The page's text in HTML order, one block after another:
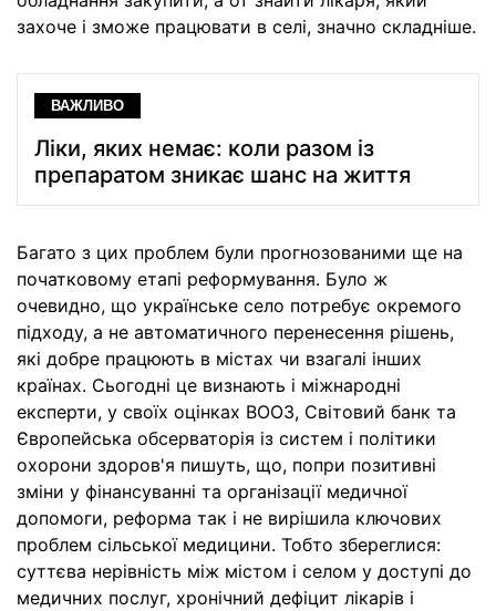
захоче і зможе працювати в селі, значно складніше.
ВАЖЛИВО
Ліки, яких немає: коли разом із
препаратом зникає шанс на життя
Багато з цих проблем були прогнозованими ще на
початковому етапі реформування. Було ж
очевидно, що українське село потребує окремого
підходу, а не автоматичного перенесення рішень,
які добре працюють в містах чи взагалі інших
країнах. Сьогодні це визнають і міжнародні
експерти, у своїх оцінках ВООЗ, Світовий банк та
Європейська обсерваторія із систем і політики
охорони здоров'я пишуть, що, попри позитивні
зміни у фінансуванні та організації медичної
допомоги, реформа так і не вирішила ключових
проблем сільської медицини. Тобто збереглися:
суттєва нерівність між містом і селом у доступі до
медичних послуг, хронічний дефіцит лікарів і